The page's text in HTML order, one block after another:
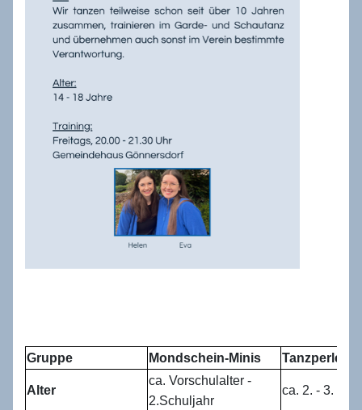
Gruppe Mondschein-Minis Tanzperlen
Alter
ca. Vorschulalter -
2.Schuljahr
ca. 2. - 3.